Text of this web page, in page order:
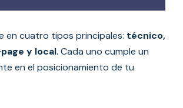
en cuatro tipos principales: técnico,
y local. Cada uno cumple un
en el posicionamiento de tu